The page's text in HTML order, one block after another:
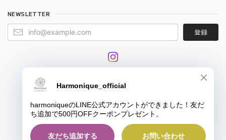
NEWSLETTER
登録
© harmonique